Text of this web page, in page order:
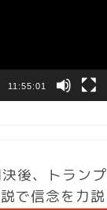
11:55:01
後、トランプ
で信念を力説